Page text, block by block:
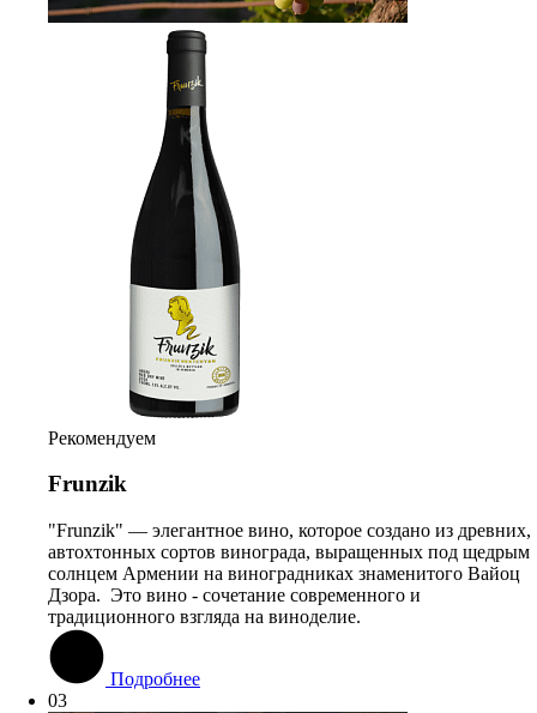
Рекомендуем
Frunzik
"Frunzik" — элегантное вино, которое создано из древних,
автохтонных сортов винограда, выращенных под щедрым
солнцем Армении на виноградниках знаменитого Вайоц
Дзора. Это вино - сочетание современного и
традиционного взгляда на виноделие.
Подробнее
03